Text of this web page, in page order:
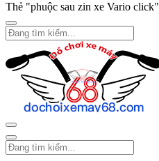
Thẻ "phuộc sau zin xe Vario click"